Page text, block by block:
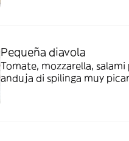
Pequeña diavola
Tomate, mozzarella,
anduja di spilinga muy